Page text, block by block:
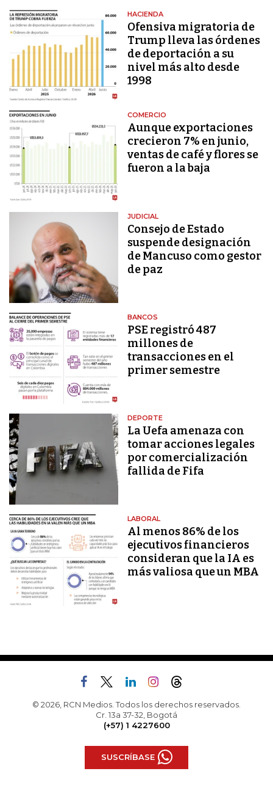
HACIENDA
Ofensiva migratoria de
Trump lleva las órdenes
de deportación a su
nivel más alto desde
1998
COMERCIO
Aunque exportaciones
crecieron 7% en junio,
ventas de café y flores se
fueron a la baja
JUDICIAL
Consejo de Estado
suspende designación
de Mancuso como gestor
de paz
BANCOS
PSE registró 487
millones de
transacciones en el
primer semestre
DEPORTE
La Uefa amenaza con
tomar acciones legales
por comercialización
fallida de Fifa
LABORAL
Al menos 86% de los
ejecutivos financieros
consideran que la IA es
más valiosa que un MBA
© 2026, RCN Medios. Todos los derechos reservados.
Cr. 13a 37-32, Bogotá
(+57) 1 4227600
SUSCRÍBASE